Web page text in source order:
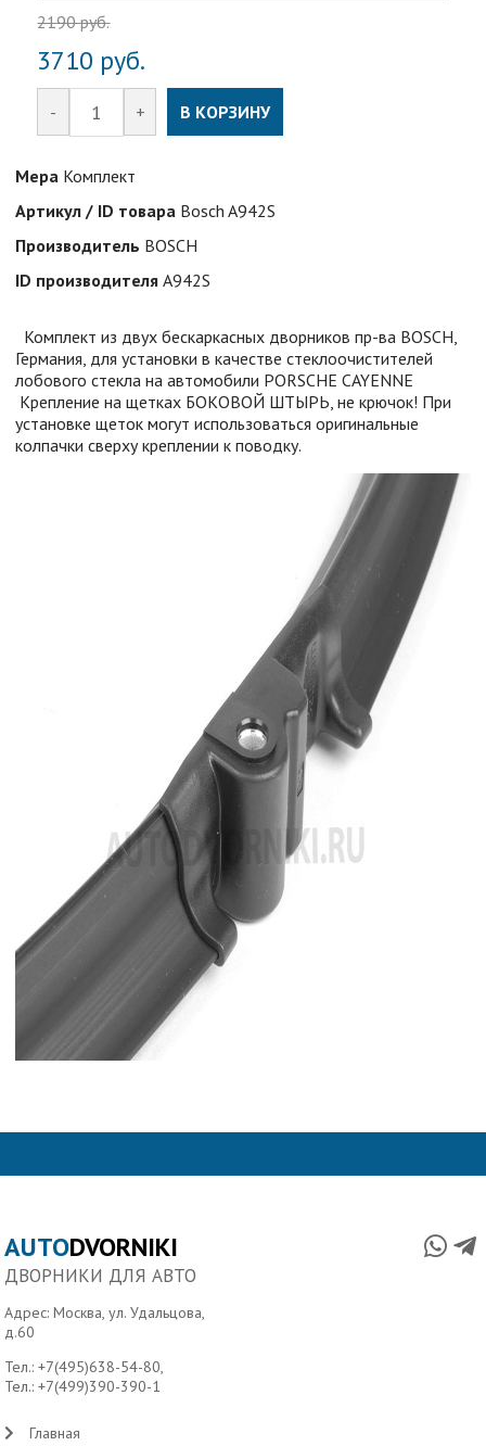
2190руб.
3710 руб.
- + В КОРЗИНУ
Мера Комплект
Артикул / ID товара Bosch A942S
Производитель BOSCH
ID производителя A942S
Комплект из двух бескаркаcных дворников пр-ва BOSCH,
Германия, для установки в качестве стеклоочистителей
лобового стекла на автомобили PORSCHE CAYENNE
Крепление на щетках БОКОВОЙ ШТЫРЬ, не крючок! При
установке щеток могут использоваться оригинальные
колпачки сверху креплении к поводку.
AUTODVORNIKI
ДВОРНИКИ ДЛЯ АВТО
Адрес: Москва, ул. Удальцова,
д.60
Тел.:+7(495)638-54-80,
Тел.:+7(499)390-390-1
Главная